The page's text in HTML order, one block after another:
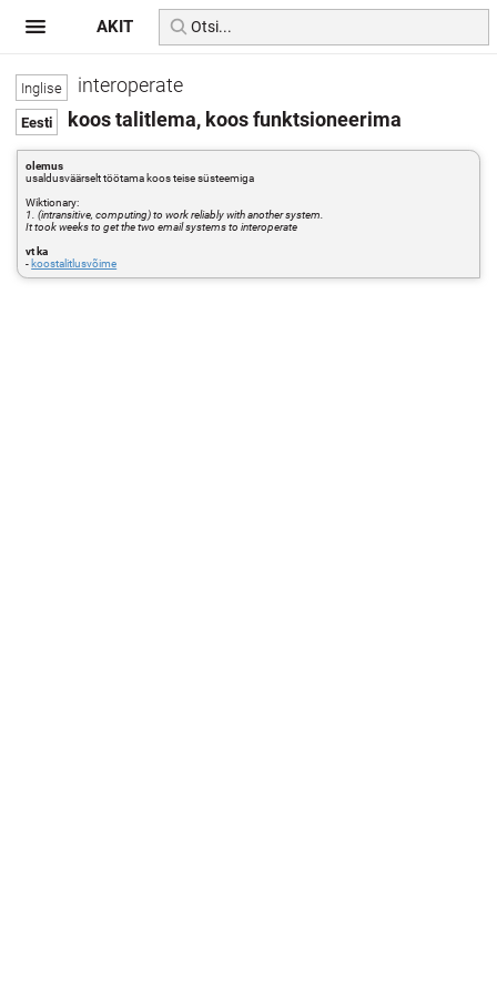
interoperate
koos talitlema, koos funktsioneerima
olemus
usaldusväärselt töötama koos teise süsteemiga
Wiktionary:
1. (intransitive, computing) to work reliably with another system.
It took weeks to get the two email systems to interoperate
vt ka
- koostalitlusvõime
AKIT